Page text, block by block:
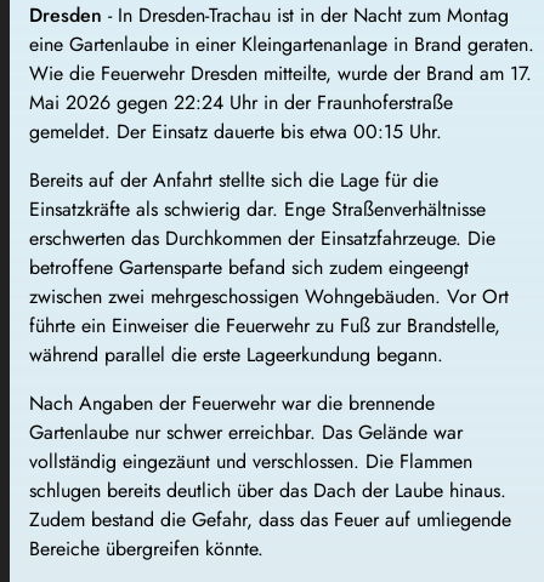
Dresden - In Dresden-Trachau ist in der Nacht zum Montag
eine Gartenlaube in einer Kleingartenanlage in Brand geraten.
Wie die Feuerwehr Dresden mitteilte, wurde der Brand am 17.
Mai 2026 gegen 22:24 Uhr in der Fraunhoferstraße
gemeldet. Der Einsatz dauerte bis etwa 00:15 Uhr.
Bereits auf der Anfahrt stellte sich die Lage für die
Einsatzkräfte als schwierig dar. Enge Straßenverhältnisse
erschwerten das Durchkommen der Einsatzfahrzeuge. Die
betroffene Gartensparte befand sich zudem eingeengt
zwischen zwei mehrgeschossigen Wohngebäuden. Vor Ort
führte ein Einweiser die Feuerwehr zu Fuß zur Brandstelle,
während parallel die erste Lageerkundung begann.
Nach Angaben der Feuerwehr war die brennende
Gartenlaube nur schwer erreichbar. Das Gelände war
vollständig eingezäunt und verschlossen. Die Flammen
schlugen bereits deutlich über das Dach der Laube hinaus.
Zudem bestand die Gefahr, dass das Feuer auf umliegende
Bereiche übergreifen könnte.